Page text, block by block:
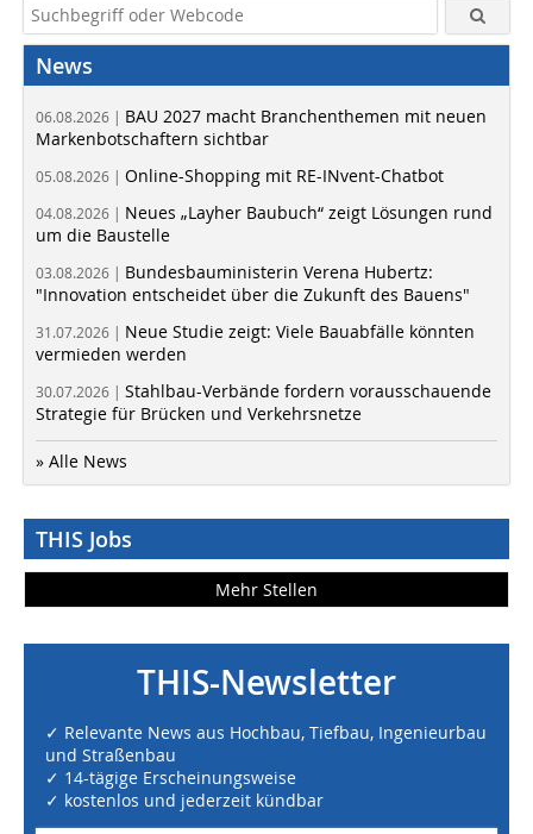
News
06.08.2026 | BAU 2027 macht Branchenthemen mit neuen
Markenbotschaftern sichtbar
05.08.2026 | Online-Shopping mit RE-INvent-Chatbot
04.08.2026 | Neues „Layher Baubuch“ zeigt Lösungen rund
um die Baustelle
03.08.2026 | Bundesbauministerin Verena Hubertz:
"Innovation entscheidet über die Zukunft des Bauens"
31.07.2026 | Neue Studie zeigt: Viele Bauabfälle könnten
vermieden werden
30.07.2026 | Stahlbau-Verbände fordern vorausschauende
Strategie für Brücken und Verkehrsnetze
» Alle News
THIS Jobs
Mehr Stellen
THIS-Newsletter
✓ Relevante News aus Hochbau, Tiefbau, Ingenieurbau
und Straßenbau
✓ 14-tägige Erscheinungsweise
✓ kostenlos und jederzeit kündbar